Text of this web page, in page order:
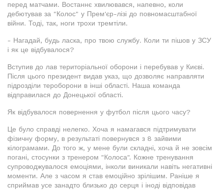
перед матчами. Востаннє хвилювався, напевно, коли
дебютував за "Колос" у Прем'єр-лізі до повномасштабної
війни. Тоді, так, ноги трохи тремтіли.
- Нагадай, будь ласка, про твою службу. Коли ти пішов у ЗСУ
і як це відбувалося?
Вступив до лав територіальної оборони і перебував у Києві.
Після цього президент видав указ, що дозволяє направляти
підрозділи тероборони в інші області. Наша команда
відправилася до Донецької області.
Як відбувалося повернення у футбол після цього часу?
Це було справді нелегко. Хоча я намагався підтримувати
фізичну форму, в результаті повернувся з 8 зайвими
кілограмами. До того ж, у мене були складні, хоча й не зовсім
погані, стосунки з тренером "Колоса". Кожне тренування
супроводжувалося емоціями, інколи виникали навіть негативні
моменти. Але з часом я став емоційно зрілішим. Раніше я
сприймав усе занадто близько до серця і іноді відповідав